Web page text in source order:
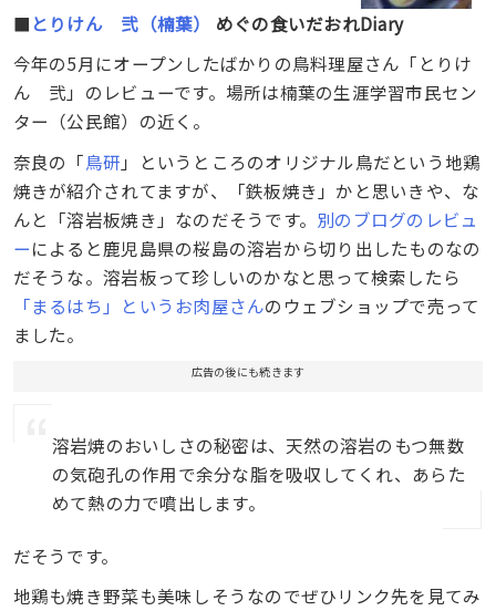
■ とりけん 弐（楠葉）
めぐの食いだおれDiary
今年の5月にオープンしたばかりの鳥料理屋さん「とりけ
ん 弐」のレビューです。場所は楠葉の生涯学習市民セン
ター（公民館）の近く。
奈良の「鳥研 」というところのオリジナル鳥だという地鶏
焼きが紹介されてますが、「鉄板焼き」かと思いきや、な
んと「溶岩板焼き」なのだそうです。 別のブログのレビュ
ーによると鹿児島県の桜島の溶岩から切り出したものなの
だそうな。溶岩板って珍しいのかなと思って検索したら
「まるはち」というお肉屋さんのウェブショップで売って
ました。
広告の後にも続きます
溶岩焼のおいしさの秘密は、天然の溶岩のもつ無数
の気砲孔の作用で余分な脂を吸収してくれ、あらた
めて熱の力で噴出します。
だそうです。
地鶏も焼き野菜も美味しそうなのでぜひリンク先を見てみ